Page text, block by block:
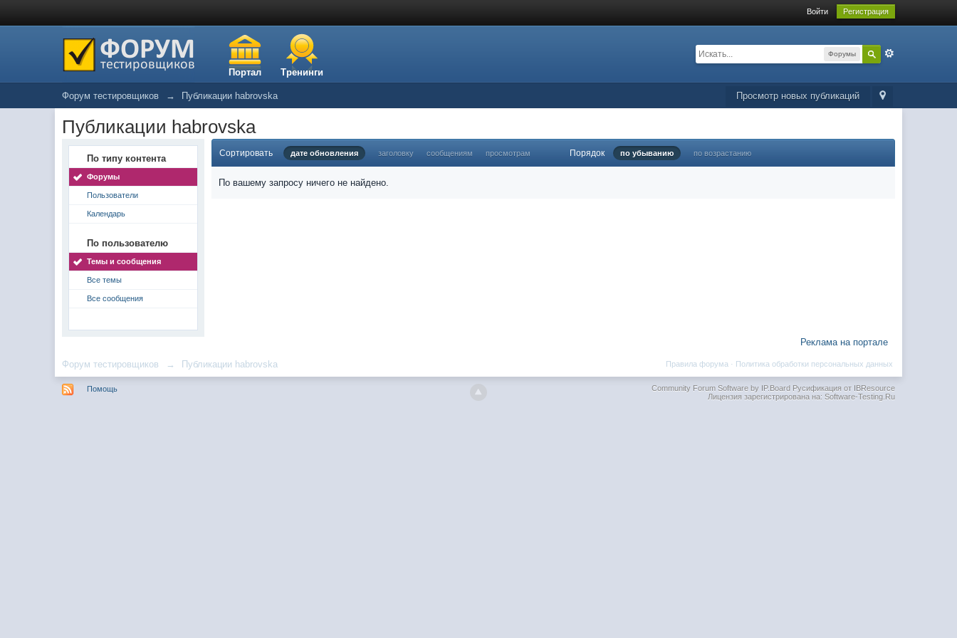
Войти Регистрация
Портал Тренинги
Форумы
Просмотр новых публикаций
Форум тестировщиков → Публикации habrovska
Публикации habrovska
По типу контента
Форумы
Пользователи
Календарь
По пользователю
Темы и сообщения
Все темы
Все сообщения
Сортировать дате обновления заголовку сообщениям просмотрам Порядок по убыванию по возрастанию
По вашему запросу ничего не найдено.
Реклама на портале
Форум тестировщиков → Публикации habrovska Политика обработки персональных данных
Правила форума ·
Помощь Community Forum Software by IP.BoardРусификация от IBResource
Лицензия зарегистрирована на: Software-Testing.Ru